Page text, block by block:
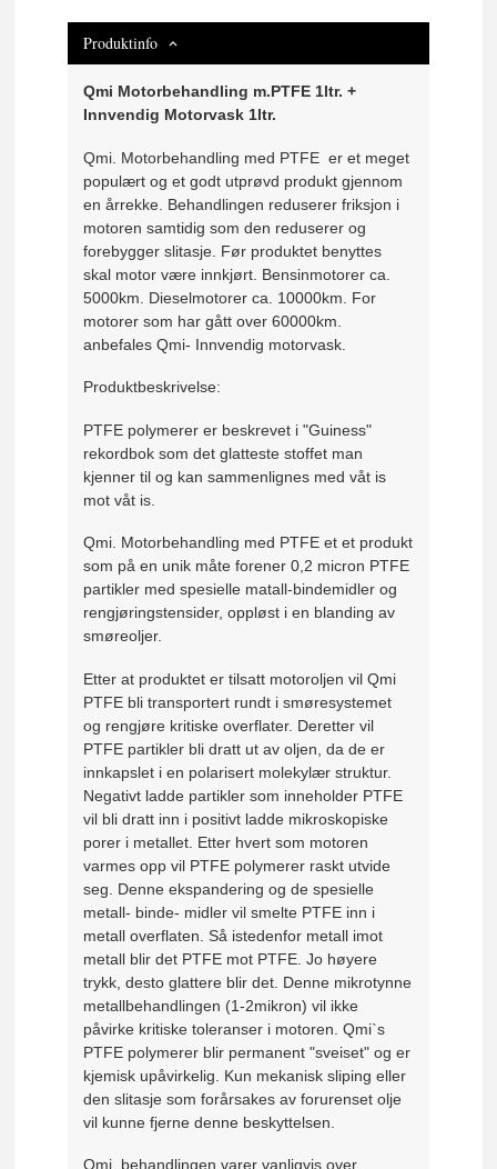
Produktinfo
Qmi Motorbehandling m.PTFE 1ltr. +
Innvendig Motorvask 1ltr.
Qmi. Motorbehandling med PTFE er et meget
populært og et godt utprøvd produkt gjennom
en årrekke. Behandlingen reduserer friksjon i
motoren samtidig som den reduserer og
forebygger slitasje. Før produktet benyttes
skal motor være innkjørt. Bensinmotorer ca.
5000km. Dieselmotorer ca. 10000km. For
motorer som har gått over 60000km.
anbefales Qmi- Innvendig motorvask.
Produktbeskrivelse:
PTFE polymerer er beskrevet i "Guiness"
rekordbok som det glatteste stoffet man
kjenner til og kan sammenlignes med våt is
mot våt is.
Qmi. Motorbehandling med PTFE et et produkt
som på en unik måte forener 0,2 micron PTFE
partikler med spesielle matall-bindemidler og
rengjøringstensider, oppløst i en blanding av
smøreoljer.
Etter at produktet er tilsatt motoroljen vil Qmi
PTFE bli transportert rundt i smøresystemet
og rengjøre kritiske overflater. Deretter vil
PTFE partikler bli dratt ut av oljen, da de er
innkapslet i en polarisert molekylær struktur.
Negativt ladde partikler som inneholder PTFE
vil bli dratt inn i positivt ladde mikroskopiske
porer i metallet. Etter hvert som motoren
varmes opp vil PTFE polymerer raskt utvide
seg. Denne ekspandering og de spesielle
metall- binde- midler vil smelte PTFE inn i
metall overflaten. Så istedenfor metall imot
metall blir det PTFE mot PTFE. Jo høyere
trykk, desto glattere blir det. Denne mikrotynne
metallbehandlingen (1-2mikron) vil ikke
påvirke kritiske toleranser i motoren. Qmi`s
PTFE polymerer blir permanent "sveiset" og er
kjemisk upåvirkelig. Kun mekanisk sliping eller
den slitasje som forårsakes av forurenset olje
vil kunne fjerne denne beskyttelsen.
Qmi. behandlingen varer vanligvis over